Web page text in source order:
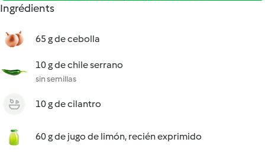
Ingrédients
65 g de cebolla
10 g de chile serrano
sin semillas
10 g de cilantro
60 g de jugo de limón, recién exprimido